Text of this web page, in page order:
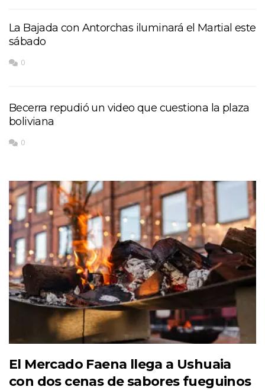
La Bajada con Antorchas iluminará el Martial este
sábado
0
Becerra repudió un video que cuestiona la plaza
boliviana
0
El Mercado Faena llega a Ushuaia
con dos cenas de sabores fueguinos